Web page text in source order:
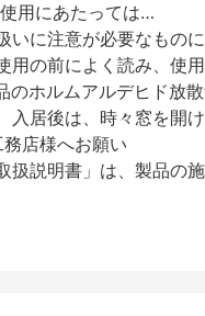
用にあたっては…
いに注意が必要なもの
用の前によく読み、使
のホルムアルデヒド放
入居後は、時々窓を開
店様へお願い
取扱説明書」は、製品の